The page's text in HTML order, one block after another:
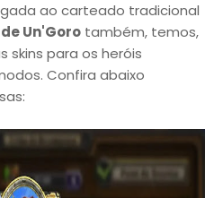
ao carteado tradicional
Un'Goro também, temos,
skins para os heróis
Confira abaixo